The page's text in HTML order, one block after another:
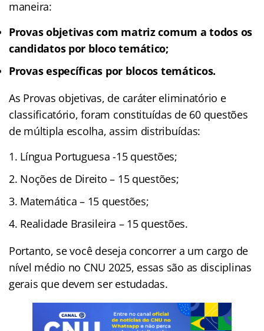
maneira:
Provas objetivas com matriz comum a todos os
candidatos por bloco temático;
Provas específicas por blocos temáticos.
As Provas objetivas, de caráter eliminatório e
classificatório, foram constituídas de 60 questões
de múltipla escolha, assim distribuídas:
Língua Portuguesa -15 questões;
Noções de Direito – 15 questões;
Matemática – 15 questões;
Realidade Brasileira – 15 questões.
Portanto, se você deseja concorrer a um cargo de
nível médio no CNU 2025, essas são as disciplinas
gerais que devem ser estudadas.